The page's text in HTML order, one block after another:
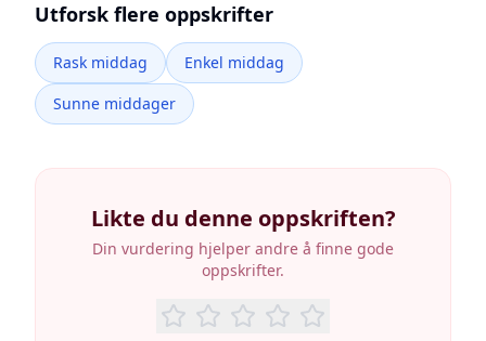
Utforsk flere oppskrifter
Rask middag
Enkel middag
Sunne middager
Likte du denne oppskriften?
Din vurdering hjelper andre å finne gode
oppskrifter.